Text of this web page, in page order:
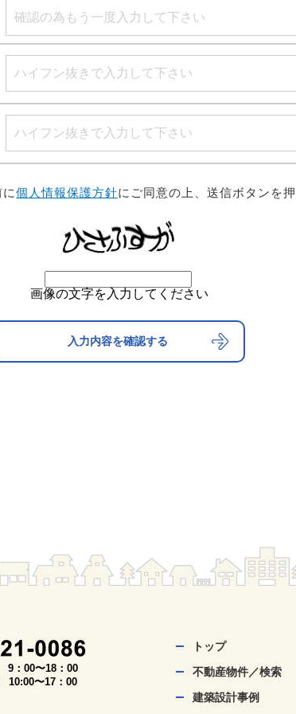
に個人情報保護方針にご同意の上、送信ボタンを押
画像の文字を入力してください
9：00〜18：00
〜17：00
トップ
不動産物件／検索
建築設計事例